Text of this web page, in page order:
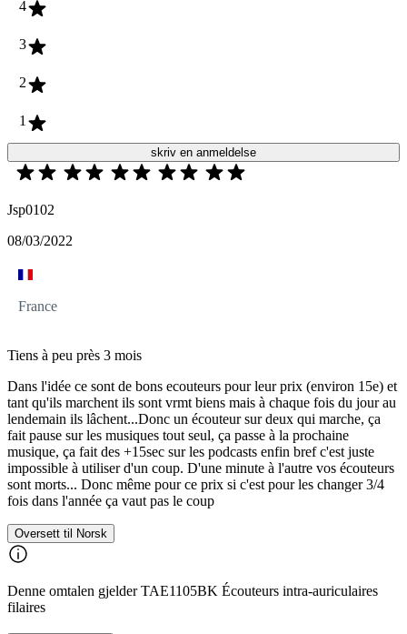
4
3
2
1
skriv en anmeldelse
Jsp0102
08/03/2022
France
Tiens à peu près 3 mois
Dans l'idée ce sont de bons ecouteurs pour leur prix (environ 15e) et
tant qu'ils marchent ils sont vrmt biens mais à chaque fois du jour au
lendemain ils lâchent...Donc un écouteur sur deux qui marche, ça
fait pause sur les musiques tout seul, ça passe à la prochaine
musique, ça fait des +15sec sur les podcasts enfin bref c'est juste
impossible à utiliser d'un coup. D'une minute à l'autre vos écouteurs
sont morts... Donc même pour ce prix si c'est pour les changer 3/4
fois dans l'année ça vaut pas le coup
Oversett til Norsk
Denne omtalen gjelder TAE1105BK Écouteurs intra-auriculaires
filaires